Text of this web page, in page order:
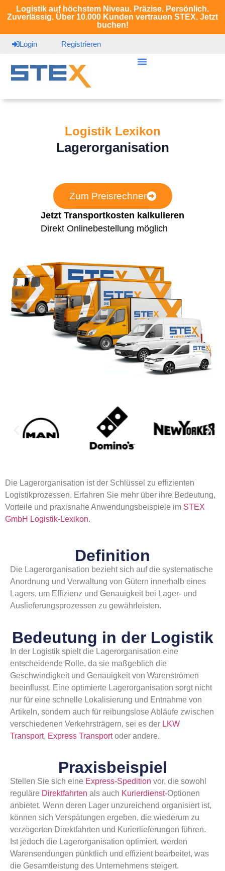
Logistik auf höchstem Niveau. Präzise. Persönlich.
Zuverlässig. Über 10.000 Kunden vertrauen STEX. Jetzt
buchen!
Login Registrieren
Logistik Lexikon
Lagerorganisation
Zum Preisrechner
Jetzt Transportkosten kalkulieren
Direkt Onlinebestellung möglich
Die Lagerorganisation ist der Schlüssel zu effizienten
Logistikprozessen. Erfahren Sie mehr über ihre Bedeutung,
Vorteile und praxisnahe Anwendungsbeispiele im STEX
GmbH Logistik-Lexikon.
Definition
Die Lagerorganisation bezieht sich auf die systematische
Anordnung und Verwaltung von Gütern innerhalb eines
Lagers, um Effizienz und Genauigkeit bei Lager- und
Auslieferungsprozessen zu gewährleisten.
Bedeutung in der Logistik
In der Logistik spielt die Lagerorganisation eine
entscheidende Rolle, da sie maßgeblich die
Geschwindigkeit und Genauigkeit von Warenströmen
beeinflusst. Eine optimierte Lagerorganisation sorgt nicht
nur für eine schnelle Lokalisierung und Entnahme von
Artikeln, sondern auch für reibungslose Abläufe zwischen
verschiedenen Verkehrsträgern, sei es der LKW
Transport, Express Transportoder andere.
Praxisbeispiel
Stellen Sie sich eine Express-Spedition vor, die sowohl
reguläre Direktfahrten als auch Kurierdienst-Optionen
anbietet. Wenn deren Lager unzureichend organisiert ist,
können sich Verspätungen ergeben, die wiederum zu
verzögerten Direktfahrten und Kurierlieferungen führen.
Ist jedoch die Lagerorganisation optimiert, werden
Warensendungen pünktlich und effizient bearbeitet, was
die Gesamtleistung des Unternehmens steigert.